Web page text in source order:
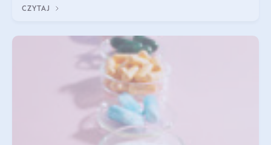
bariera hydrolipidowa.
CZYTAJ